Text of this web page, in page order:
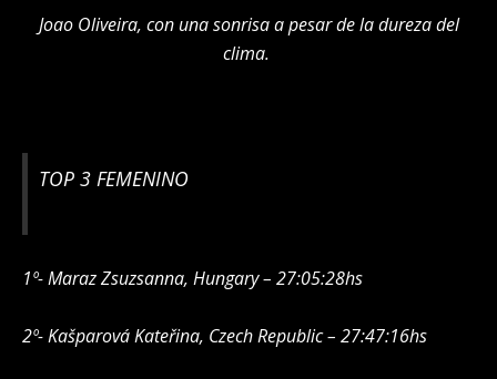
Joao Oliveira, con una sonrisa a pesar de la dureza del
clima.
TOP 3 FEMENINO
1º- Maraz Zsuzsanna, Hungary – 27:05:28hs
2º- Kašparová Kateřina, Czech Republic – 27:47:16hs